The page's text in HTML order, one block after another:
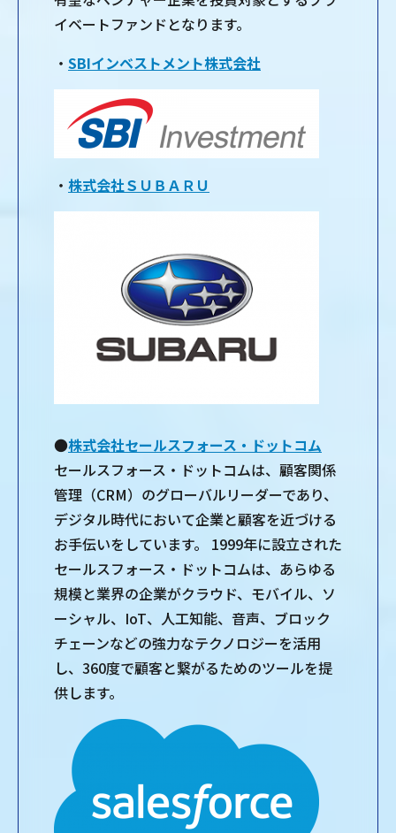
イベートファンドとなります。
・ SBIインベストメント株式会社
・ 株式会社ＳＵＢＡＲＵ
●株式会社セールスフォース・ドットコム
セールスフォース・ドットコムは、顧客関係
管理（CRM）のグローバルリーダーであり、
デジタル時代において企業と顧客を近づける
お手伝いをしています。 1999年に設立された
セールスフォース・ドットコムは、あらゆる
規模と業界の企業がクラウド、モバイル、ソ
ーシャル、IoT、人工知能、音声、ブロック
チェーンなどの強力なテクノロジーを活用
し、360度で顧客と繋がるためのツールを提
供します。